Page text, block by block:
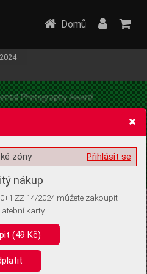
volitelných informací
ukládat žádné informace
vás ale požádali o souhlas s
Domů
Přihlásit se
zóny
nákup
ZZ 14/2024 můžete zakoupit
karty
(49 Kč)